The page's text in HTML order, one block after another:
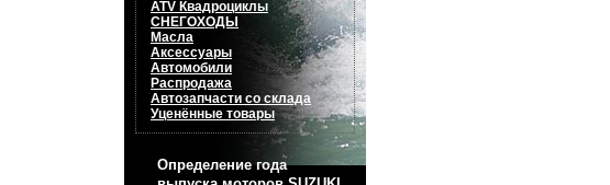
ATV Квадроциклы
СНЕГОХОДЫ
Масла
Аксессуары
Автомобили
Распродажа
Автозапчасти со склада
Уценённые товары
Определение года